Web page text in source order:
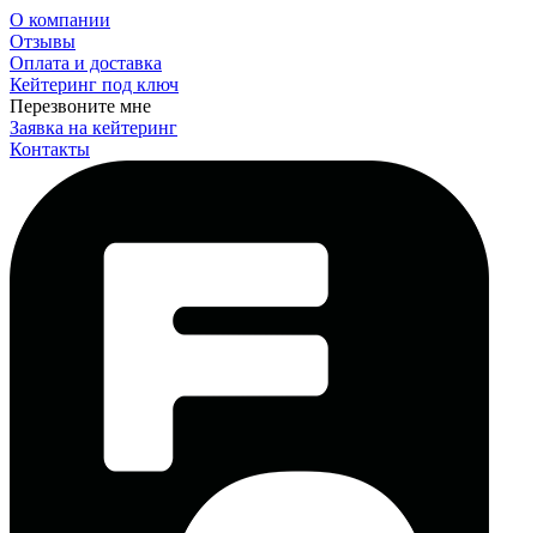
О компании
Отзывы
Оплата и доставка
Кейтеринг под ключ
Перезвоните мне
Заявка на кейтеринг
Контакты